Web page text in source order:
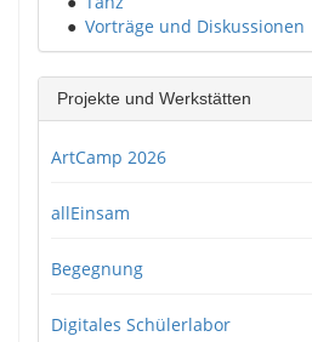
● Vorträge und Diskussionen
Projekte und Werkstätten
ArtCamp 2026
allEinsam
Begegnung
Digitales Schülerlabor